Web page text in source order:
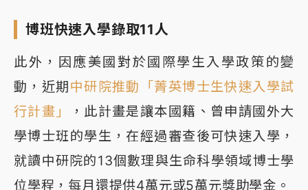
博班快速入學錄取11人
此外，因應美國對於國際學生入學政策的變
動，近期中研院推動「菁英博士生快速入學試
行計畫」
，此計畫是讓本國籍、曾申請國外大
學博士班的學生，在經過審查後可快速入學，
就讀中研院的13個數理與生命科學領域博士學
位學程，每月還提供4萬元或5萬元獎助學金。